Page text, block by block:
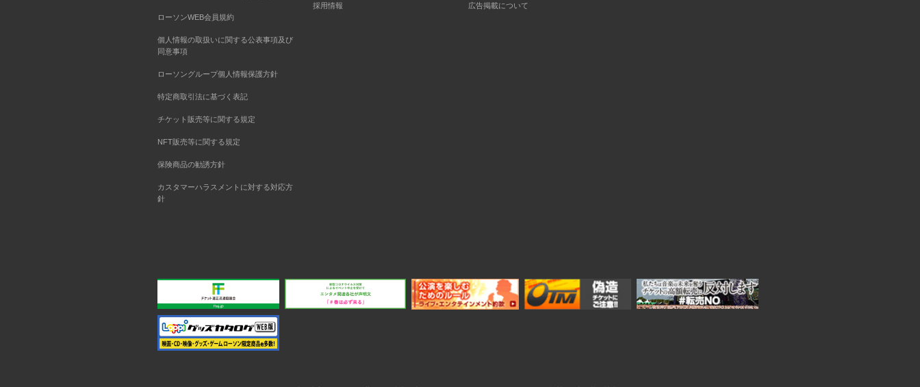
ローソンWEB会員規約
個人情報の取扱いに関する公表事項及び
同意事項
ローソングループ個人情報保護方針
特定商取引法に基づく表記
チケット販売等に関する規定
NFT販売等に関する規定
保険商品の勧誘方針
カスタマーハラスメントに対する対応方
針
採用情報 広告掲載について